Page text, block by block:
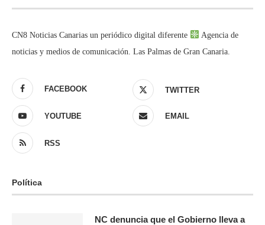
CN8 Noticias Canarias un periódico digital diferente
Agencia de
noticias y medios de comunicación. Las Palmas de Gran Canaria.
FACEBOOK TWITTER
YOUTUBE EMAIL
RSS
Política
NC denuncia que el Gobierno lleva a